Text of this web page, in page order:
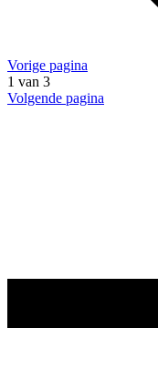
Vorige pagina
1 van 3
Volgende pagina